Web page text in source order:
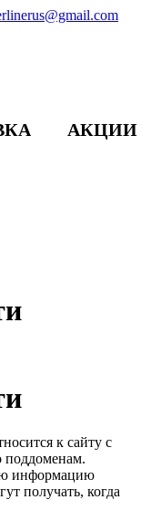
АКЦИИ
к сайту с
поддоменам.
информацию
получать, когда